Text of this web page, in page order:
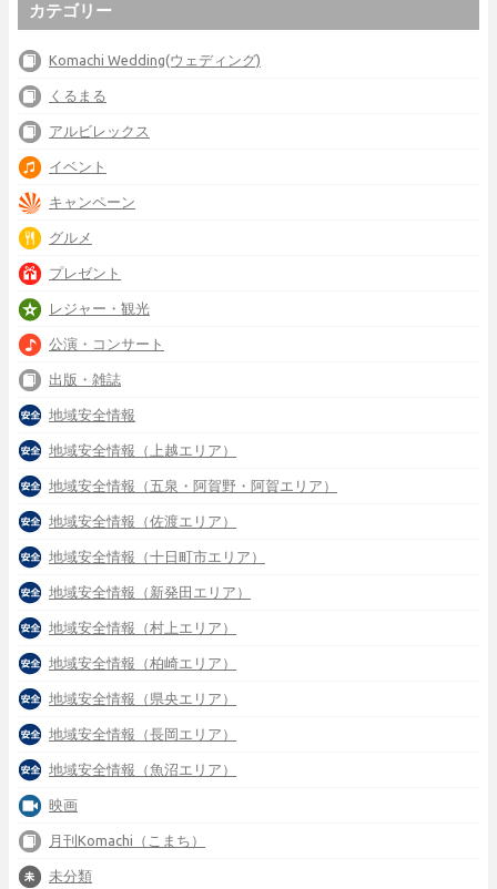
カテゴリー
Komachi Wedding(ウェディング)
くるまる
アルビレックス
イベント
キャンペーン
グルメ
プレゼント
レジャー・観光
公演・コンサート
出版・雑誌
地域安全情報
地域安全情報（上越エリア）
地域安全情報（五泉・阿賀野・阿賀エリア）
地域安全情報（佐渡エリア）
地域安全情報（十日町市エリア）
地域安全情報（新発田エリア）
地域安全情報（村上エリア）
地域安全情報（柏崎エリア）
地域安全情報（県央エリア）
地域安全情報（長岡エリア）
地域安全情報（魚沼エリア）
映画
月刊Komachi（こまち）
未分類